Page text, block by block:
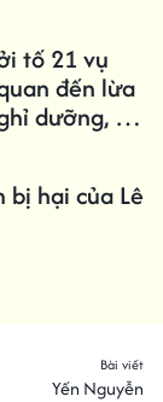
tố 21 vụ
đến lừa
dưỡng, du
bị hại của Lê
Bài viết
Yến Nguyễn